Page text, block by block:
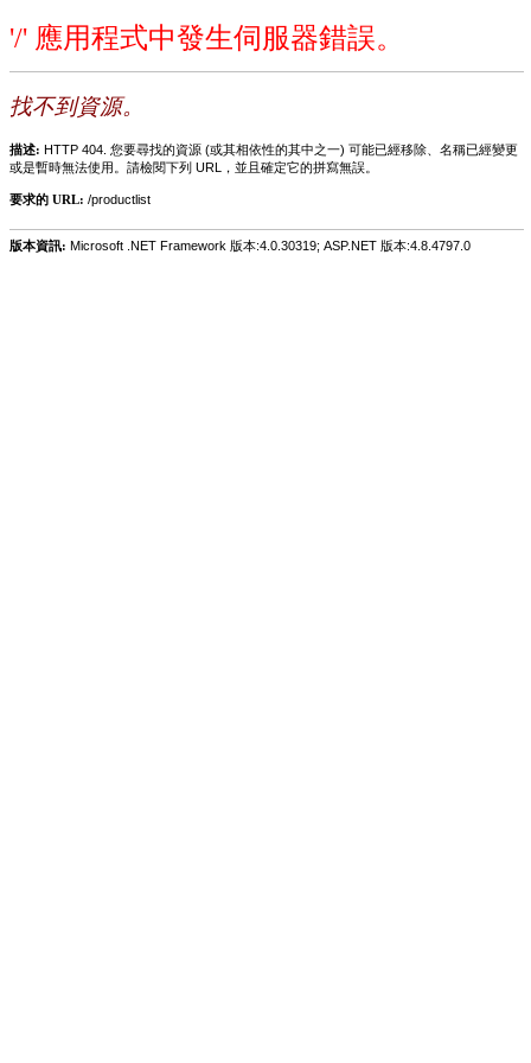
'/' 應用程式中發生伺服器錯誤。
找不到資源。
描述: HTTP 404. 您要尋找的資源 (或其相依性的其中之一) 可能已經移除、名稱已經變更
或是暫時無法使用。請檢閱下列 URL，並且確定它的拼寫無誤。
要求的 URL: /productlist
版本資訊: Microsoft .NET Framework 版本:4.0.30319; ASP.NET 版本:4.8.4797.0